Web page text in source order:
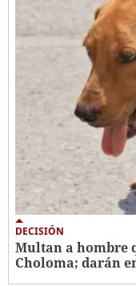
DECISIÓN
Multan a hombre
Choloma; darán